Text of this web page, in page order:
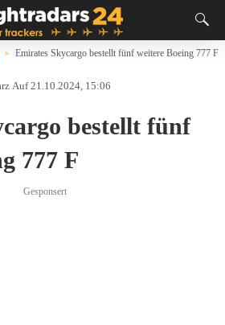
Emirates Skycargo bestellt fünf weitere Boeing 777 F
Auf 21.10.2024, 15:06
bestellt fünf
777 F
Gesponsert